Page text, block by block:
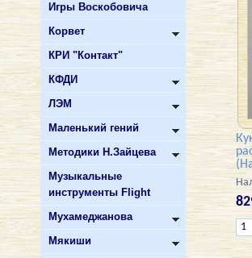
Игры Воскобовича
Корвет
КРИ "Контакт"
КФДИ
ЛЭМ
Маленький гений
Методики Н.Зайцева
Музыкальные
инструменты Flight
Мухамеджанова
Мякиши